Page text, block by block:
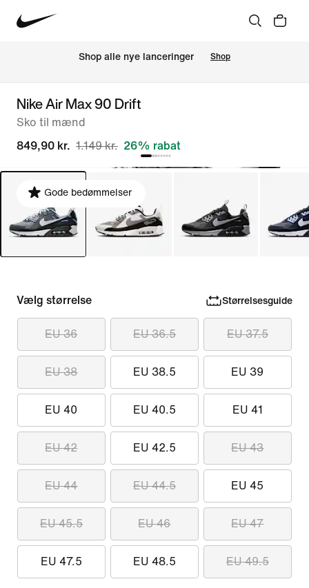
Shop alle nye lanceringer Shop
Nike Air Max 90 Drift
Sko til mænd
849,90 kr. 1.149 kr. 26% rabat
Gode bedømmelser
Vælg størrelse Størrelsesguide
EU 36 EU 36.5 EU 37.5
EU 38 EU 38.5 EU 39
EU 40 EU 40.5 EU 41
EU 42 EU 42.5 EU 43
EU 44 EU 44.5 EU 45
EU 45.5 EU 46 EU 47
EU 47.5 EU 48.5 EU 49.5